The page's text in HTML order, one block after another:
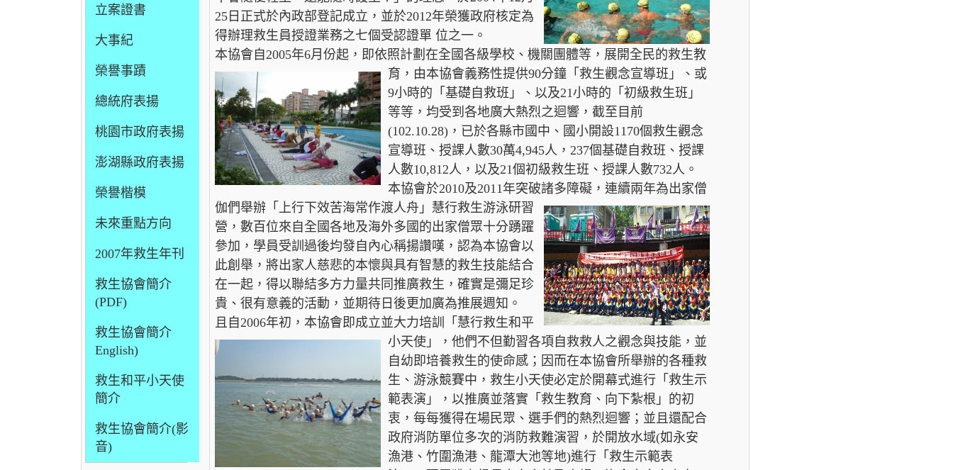
立案證書
大事紀
榮譽事蹟
總統府表揚
桃園市政府表揚
澎湖縣政府表揚
榮譽楷模
未來重點方向
2007年救生年刊
救生協會簡介
(PDF)
救生協會簡介
English)
救生和平小天使
簡介
救生協會簡介(影
音)
25日正式於內政部登記成立，並於2012年榮獲政府核定為
得辦理救生員授證業務之七個受認證單 位之一。
本協會自2005年6月份起，即依照計劃在全國各級學校、機關團 體等，展開全民的救生教
育，由本協會義務性提供90分鐘「救生觀念宣導班」、或
9小時的「基礎自救班」、以及21小時的「初級救生班」
等等，均受到各地廣大熱烈之迴響，截至目前
(102.10.28)，已於各縣市國中、國小開設1170個救生觀念
宣導班、授課人數30萬4,945人，237個基礎自救班、授課
人數10,812人，以及21個初級救生班、授課人數732人。
本協會於2010及2011年突破諸多障礙，連續兩年為出家僧
伽們舉辦「上行下效苦海常作渡人舟」慧行救生游泳研習
營，數百位來自全國各地及海外多國的出家僧眾十分踴躍
參加，學員受訓過後均發自內心稱揚讚嘆，認為本協會以
此創舉，將出家人慈悲的本懷與具有智慧的救生技能結合
在一起，得以聯結多方力量共同推廣救生，確實是彌足珍
貴、很有意義的活動，並期待日後更加廣為推展週知。
且自2006年初，本協會即成立並大力培訓「慧行救生和平
小天使」， 他們不但勤習各項自救救人之觀念與技能，並
自幼即培養救生的使命感；因而在本協會所舉辦的各種救
生、游泳競賽中，救生小天使必定於開幕式進行「救生示
範表演」，以推廣並落實「救生教育、向下紮根」的初
衷，每每獲得在場民眾、選手們的熱烈迴響；並且還配合
政府消防單位多次的消防救難演習，於開放水域(如永安
漁港、竹圍漁港、龍潭大池等地)進行「救生示範表